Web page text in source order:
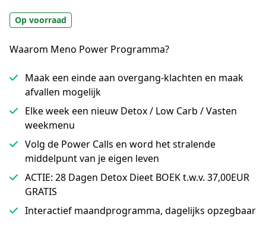
Op voorraad
Waarom Meno Power Programma?
Maak een einde aan overgang-klachten en maak
afvallen mogelijk
Elke week een nieuw Detox / Low Carb / Vasten
weekmenu
Volg de Power Calls en word het stralende
middelpunt van je eigen leven
ACTIE: 28 Dagen Detox Dieet BOEK t.w.v. 37,00EUR
GRATIS
Interactief maandprogramma, dagelijks opzegbaar